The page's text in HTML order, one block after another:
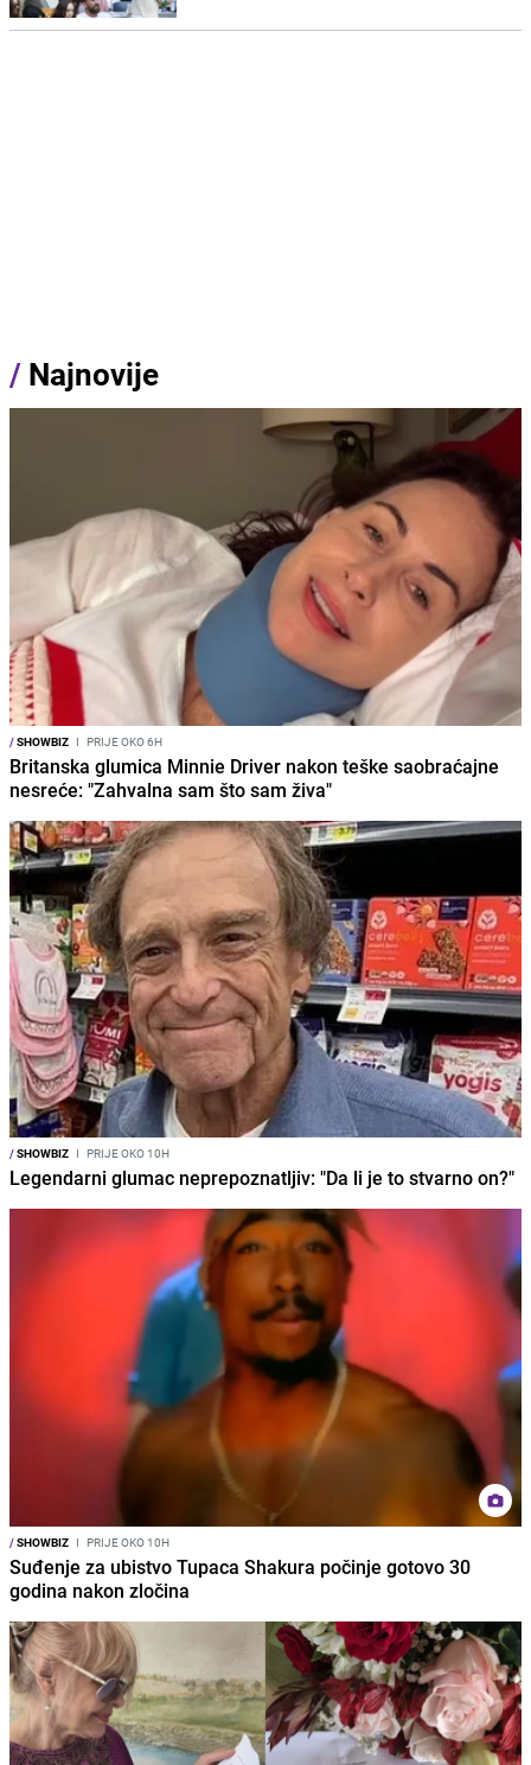
/ Najnovije
/SHOWBIZ I PRIJE OKO 6H
Britanska glumica Minnie Driver nakon teške saobraćajne
nesreće: "Zahvalna sam što sam živa"
/SHOWBIZ I PRIJE OKO 10H
Legendarni glumac neprepoznatljiv: "Da li je to stvarno on?"
/SHOWBIZ I PRIJE OKO 10H
Suđenje za ubistvo Tupaca Shakura počinje gotovo 30
godina nakon zločina